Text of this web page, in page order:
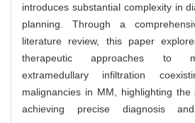
introduces substantial complexity in
planning. Through a
literature review, this paper
therapeutic approaches to
extramedullary infiltration
malignancies in MM, highlighting
achieving precise diagnosis